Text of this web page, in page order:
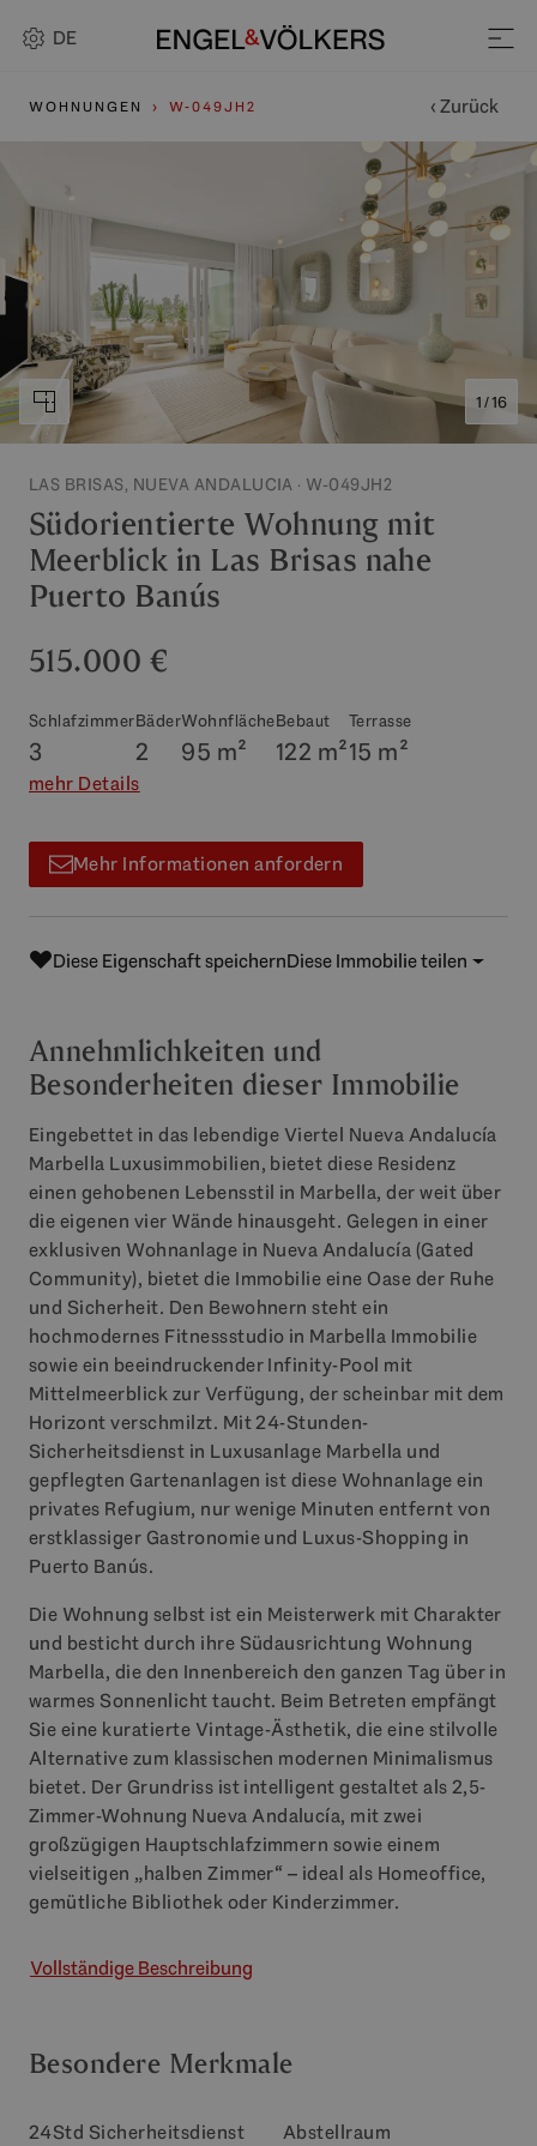
DE
WOHNUNGEN W-049JH2 ‹ Zurück
1 / 16
LAS BRISAS, NUEVA ANDALUCIA · W-049JH2
Südorientierte Wohnung mit
Meerblick in Las Brisas nahe
Puerto Banús
515.000 €
Schlafzimmer
3
Bäder
2
Wohnfläche
95 m²
Bebaut
122 m²
Terrasse
15 m²
mehr Details
Mehr Informationen anfordern
Diese Eigenschaft speichernDiese Immobilie teilen
Annehmlichkeiten und
Besonderheiten dieser Immobilie
Eingebettet in das lebendige Viertel Nueva Andalucía
Marbella Luxusimmobilien, bietet diese Residenz
einen gehobenen Lebensstil in Marbella, der weit über
die eigenen vier Wände hinausgeht. Gelegen in einer
exklusiven Wohnanlage in Nueva Andalucía (Gated
Community), bietet die Immobilie eine Oase der Ruhe
und Sicherheit. Den Bewohnern steht ein
hochmodernes Fitnessstudio in Marbella Immobilie
sowie ein beeindruckender Infinity-Pool mit
Mittelmeerblick zur Verfügung, der scheinbar mit dem
Horizont verschmilzt. Mit 24-Stunden-
Sicherheitsdienst in Luxusanlage Marbella und
gepflegten Gartenanlagen ist diese Wohnanlage ein
privates Refugium, nur wenige Minuten entfernt von
erstklassiger Gastronomie und Luxus-Shopping in
Puerto Banús.
Die Wohnung selbst ist ein Meisterwerk mit Charakter
und besticht durch ihre Südausrichtung Wohnung
Marbella, die den Innenbereich den ganzen Tag über in
warmes Sonnenlicht taucht. Beim Betreten empfängt
Sie eine kuratierte Vintage-Ästhetik, die eine stilvolle
Alternative zum klassischen modernen Minimalismus
bietet. Der Grundriss ist intelligent gestaltet als 2,5-
Zimmer-Wohnung Nueva Andalucía, mit zwei
großzügigen Hauptschlafzimmern sowie einem
vielseitigen „halben Zimmer“ – ideal als Homeoffice,
gemütliche Bibliothek oder Kinderzimmer.
Vollständige Beschreibung
Besondere Merkmale
24Std Sicherheitsdienst
Abstellraum